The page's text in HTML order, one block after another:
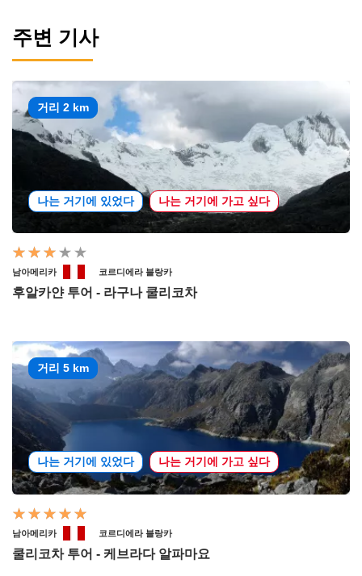
주변 기사
거리 2 km
나는 거기에 있었다 나는 거기에 가고 싶다
남아메리카 코르디에라 블랑카
후알카얀 투어 - 라구나 쿨리코차
거리 5 km
나는 거기에 있었다 나는 거기에 가고 싶다
남아메리카 코르디에라 블랑카
쿨리코차 투어 - 케브라다 알파마요